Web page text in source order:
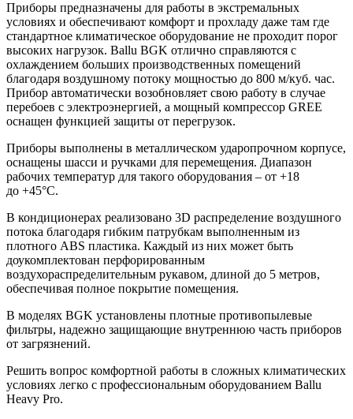
Приборы предназначены для работы в экстремальных
условиях и обеспечивают комфорт и прохладу даже там где
стандартное климатическое оборудование не проходит порог
высоких нагрузок. Ballu BGK отлично справляются с
охлаждением больших производственных помещений
благодаря воздушному потоку мощностью до 800 м/куб. час.
Прибор автоматически возобновляет свою работу в случае
перебоев с электроэнергией, а мощный компрессор GREE
оснащен функцией защиты от перегрузок.
Приборы выполнены в металлическом ударопрочном корпусе,
оснащены шасси и ручками для перемещения. Диапазон
рабочих температур для такого оборудования – от +18
до +45°C.
В кондиционерах реализовано 3D распределение воздушного
потока благодаря гибким патрубкам выполненным из
плотного ABS пластика. Каждый из них может быть
доукомплектован перфорированным
воздухораспределительным рукавом, длиной до 5 метров,
обеспечивая полное покрытие помещения.
В моделях BGK установлены плотные противопылевые
фильтры, надежно защищающие внутреннюю часть приборов
от загрязнений.
Решить вопрос комфортной работы в сложных климатических
условиях легко с профессиональным оборудованием Ballu
Heavy Pro.